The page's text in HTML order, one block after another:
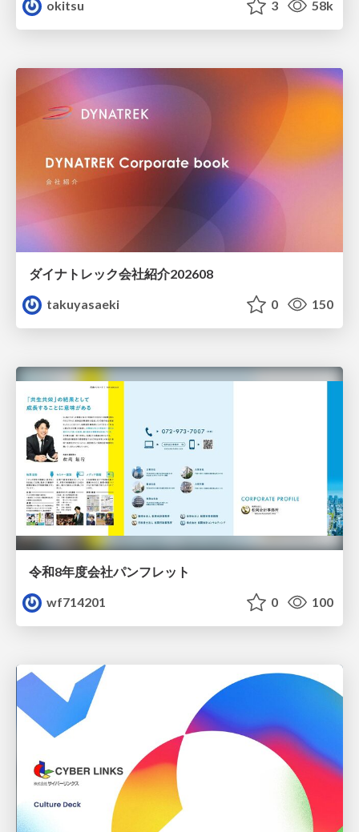
okitsu 3 58k
ダイナトレック会社紹介202608
takuyasaeki
0 150
令和8年度会社パンフレット
wf714201
0 100